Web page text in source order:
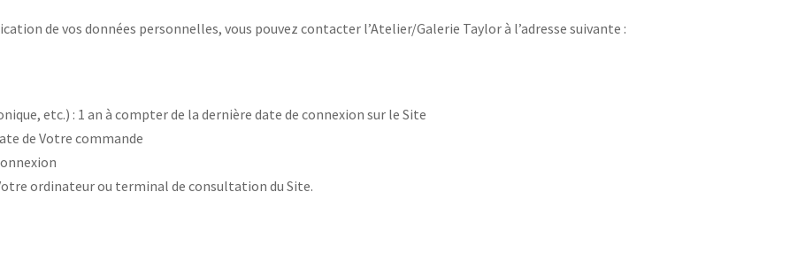
de vos données personnelles, vous pouvez contacter l’Atelier/Galerie Taylor à l’adresse suivante :
etc.) : 1 an à compter de la dernière date de connexion sur le Site
de Votre commande
ordinateur ou terminal de consultation du Site.